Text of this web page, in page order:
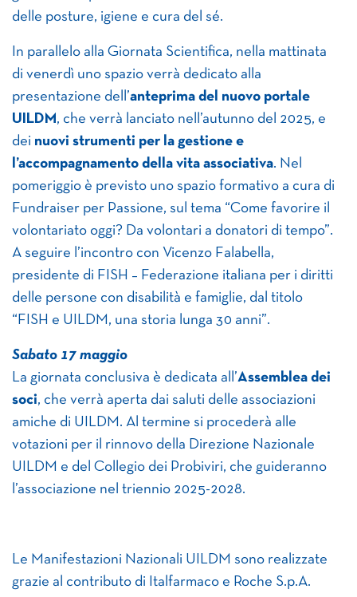
delle posture, igiene e cura del sé.
In parallelo alla Giornata Scientifica, nella mattinata
di venerdì uno spazio verrà dedicato alla
presentazione dell’anteprima del nuovo portale
UILDM , che verrà lanciato nell’autunno del 2025, e
dei nuovi strumenti per la gestione e
l’accompagnamento della vita associativa. Nel
pomeriggio è previsto uno spazio formativo a cura di
Fundraiser per Passione, sul tema “Come favorire il
volontariato oggi? Da volontari a donatori di tempo”.
A seguire l’incontro con Vicenzo Falabella,
presidente di FISH – Federazione italiana per i diritti
delle persone con disabilità e famiglie, dal titolo
“FISH e UILDM, una storia lunga 30 anni”.
Sabato 17 maggio
La giornata conclusiva è dedicata all’Assemblea dei
soci, che verrà aperta dai saluti delle associazioni
amiche di UILDM. Al termine si procederà alle
votazioni per il rinnovo della Direzione Nazionale
UILDM e del Collegio dei Probiviri, che guideranno
l’associazione nel triennio 2025-2028.
Le Manifestazioni Nazionali UILDM sono realizzate
grazie al contributo di Italfarmaco e Roche S.p.A.